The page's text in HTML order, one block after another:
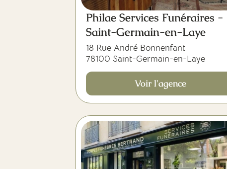
Philae Services Funéraires -
Saint-Germain-en-Laye
18 Rue André Bonnenfant
78100 Saint-Germain-en-Laye
Voir l'agence